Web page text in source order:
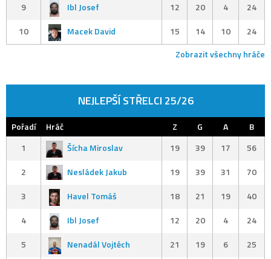
9
Ibl Josef 12 20 4
24
10
Macek David 15 14 10
24
Zobrazit všechny hráče
NEJLEPŠÍ STŘELCI 25/26
Pořadí Hráč Z G A
B
1
Šícha Miroslav 19 39 17
56
2
Nesládek Jakub 19 39 31
70
3
Havel Tomáš 18 21 19
40
4
Ibl Josef 12 20 4
24
5
Nenadál Vojtěch 21 19 6
25